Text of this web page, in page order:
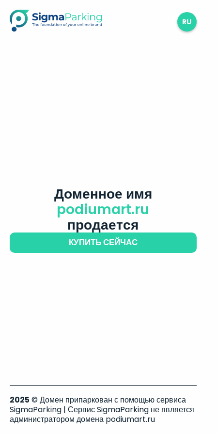
RU
Доменное имя
podiumart.ru
продается
КУПИТЬ СЕЙЧАС
2025 © Домен припаркован с помощью сервиса
SigmaParking | Сервис SigmaParking не является
администратором домена podiumart.ru